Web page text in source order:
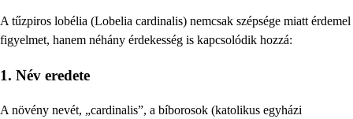
A tűzpiros lobélia (Lobelia cardinalis) nemcsak szépsége miatt érdemel
figyelmet, hanem néhány érdekesség is kapcsolódik hozzá:
1. Név eredete
A növény nevét, „cardinalis”, a bíborosok (katolikus egyházi